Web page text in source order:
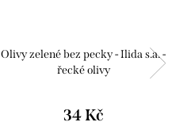
Olivy zelené bez pecky - Ilida s.a. -
řecké olivy
34 Kč